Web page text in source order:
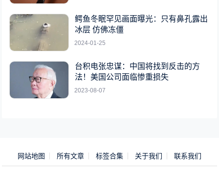
鳄鱼冬眠罕见画面曝光：只有鼻孔露出
冰层 仿佛冻僵
2024-01-25
台积电张忠谋：中国将找到反击的方
法！美国公司面临惨重损失
2023-08-07
网站地图 所有文章 标签合集 关于我们 联系我们